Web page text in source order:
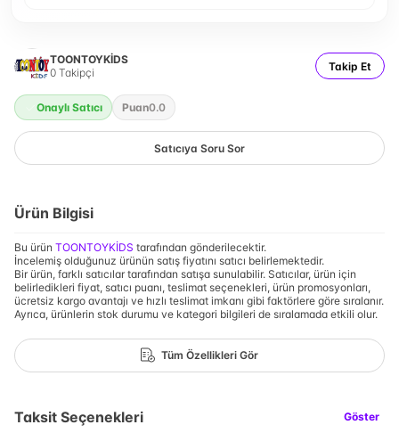
TOONTOYKİDS
0 Takipçi Takip Et
Onaylı Satıcı Puan0.0
Satıcıya Soru Sor
Ürün Bilgisi
Bu ürün TOONTOYKİDS tarafından gönderilecektir.
İncelemiş olduğunuz ürünün satış fiyatını satıcı belirlemektedir.
Bir ürün, farklı satıcılar tarafından satışa sunulabilir. Satıcılar, ürün için
belirledikleri fiyat, satıcı puanı, teslimat seçenekleri, ürün promosyonları,
ücretsiz kargo avantajı ve hızlı teslimat imkanı gibi faktörlere göre sıralanır.
Ayrıca, ürünlerin stok durumu ve kategori bilgileri de sıralamada etkili olur.
Tüm Özellikleri Gör
Taksit Seçenekleri Göster